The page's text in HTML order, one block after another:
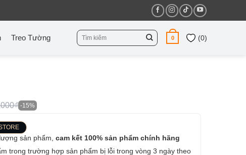
Treo Tường
Tìm
kiếm:
0 (0)
-15%
sản phẩm, cam kết 100% sản phẩm chính hãng
trong trường hợp sản phẩm bị lỗi trong vòng 3 ngày theo